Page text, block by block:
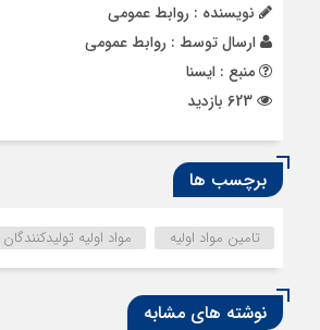
نویسنده : روابط عمومی
ارسال توسط : روابط عمومی
منبع : ایسنا
برچسب ها
تامین مواد اولیه مواد اولیه تولیدکنندگان
نوشته های مشابه